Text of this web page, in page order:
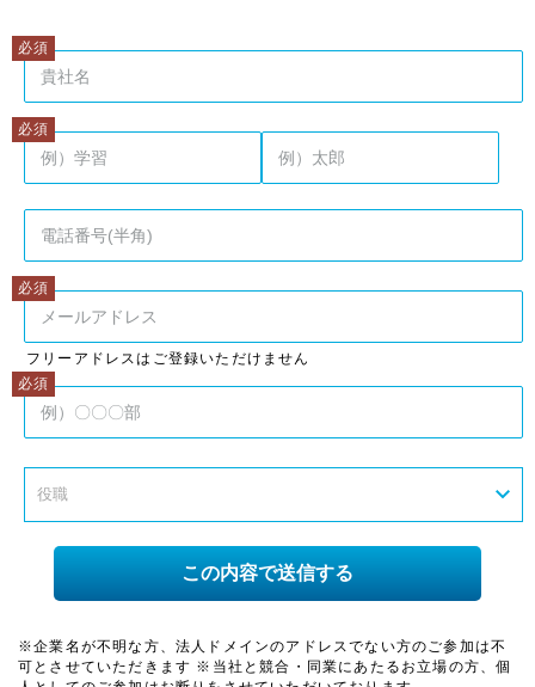
姓
フリーアドレスはご登録いただけません
※企業名が不明な方、法人ドメインのアドレスでない方のご参加は不
可とさせていただきます ※当社と競合・同業にあたるお立場の方、個